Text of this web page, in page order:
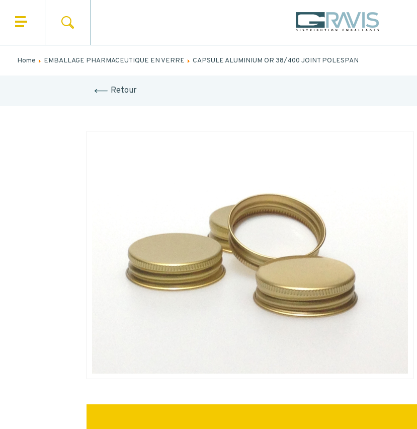
Home EMBALLAGE PHARMACEUTIQUE EN VERRE CAPSULE ALUMINIUM OR 38/400 JOINT POLESPAN
Retour
FIRST
I consent to the collection, processing,
personal data.*
*
SUBMIT